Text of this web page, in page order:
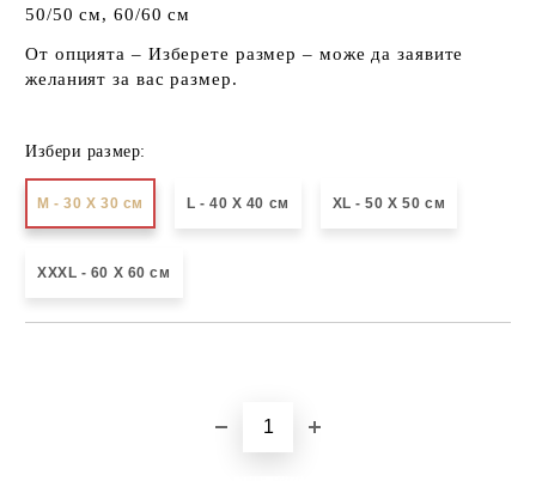
50/50 см, 60/60 см
От опцията – Изберете размер – може да заявите
желаният за вас размер.
Избери размер:
М - 30 Х 30 см L - 40 X 40 см XL - 50 X 50 см
XXXL - 60 X 60 см